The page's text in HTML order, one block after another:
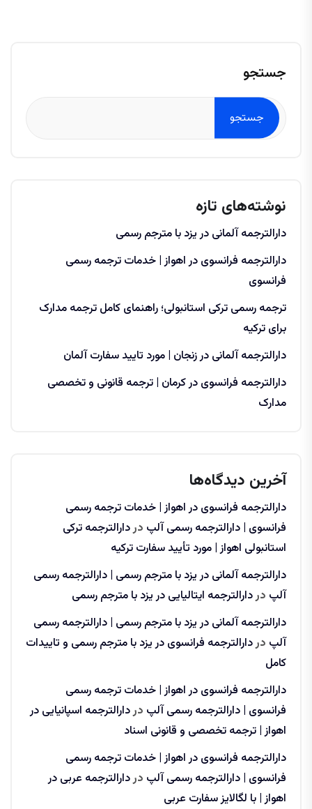
جستجو
جستجو
نوشته‌های تازه
دارالترجمه آلمانی در یزد با مترجم رسمی
دارالترجمه فرانسوی در اهواز | خدمات ترجمه رسمی
فرانسوی
ترجمه رسمی ترکی استانبولی؛ راهنمای کامل ترجمه مدارک
برای ترکیه
دارالترجمه آلمانی در زنجان | مورد تایید سفارت آلمان
دارالترجمه فرانسوی در کرمان | ترجمه قانونی و تخصصی
مدارک
آخرین دیدگاه‌ها
دارالترجمه فرانسوی در اهواز | خدمات ترجمه رسمی
فرانسوی | دارالترجمه رسمی آلپ دردارالترجمه ترکی
استانبولی اهواز | مورد تأیید سفارت ترکیه
دارالترجمه آلمانی در یزد با مترجم رسمی | دارالترجمه رسمی
آلپ دردارالترجمه ایتالیایی در یزد با مترجم رسمی
دارالترجمه آلمانی در یزد با مترجم رسمی | دارالترجمه رسمی
آلپ دردارالترجمه فرانسوی در یزد با مترجم رسمی و تاییدات
کامل
دارالترجمه فرانسوی در اهواز | خدمات ترجمه رسمی
فرانسوی | دارالترجمه رسمی آلپ دردارالترجمه اسپانیایی در
اهواز | ترجمه تخصصی و قانونی اسناد
دارالترجمه فرانسوی در اهواز | خدمات ترجمه رسمی
فرانسوی | دارالترجمه رسمی آلپ دردارالترجمه عربی در
اهواز | با لگالایز سفارت عربی